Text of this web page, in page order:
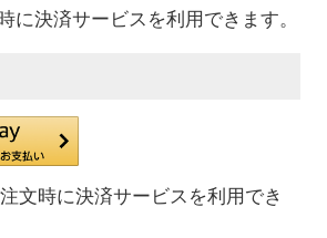
に決済サービスを利用できます。
文時に決済サービスを利用でき